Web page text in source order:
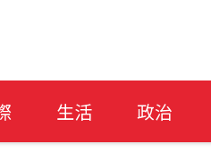
生活 政治